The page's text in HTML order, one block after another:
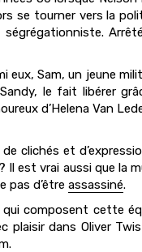
se tourner vers la
Sam, un jeune
le fait libérer
d’Helena Van
clichés et
est vrai aussi que la
pas d’être assassiné.
composent cette
plaisir dans Oliver